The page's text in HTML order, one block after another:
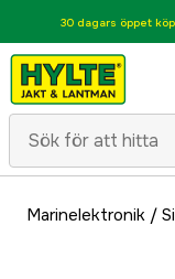
30 dagars öppet köp
Marinelektronik /